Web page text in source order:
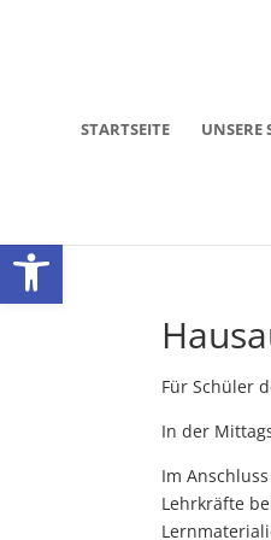
Werkzeugleiste öffnen
STARTSEITE UNSERE
Für Schüler
In der
Im
Lehrkräfte